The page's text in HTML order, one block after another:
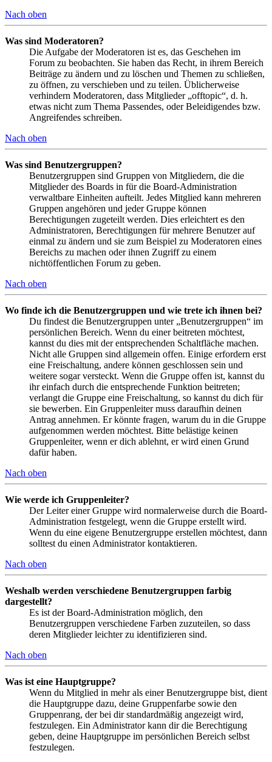
Nach oben
Was sind Moderatoren?
Die Aufgabe der Moderatoren ist es, das Geschehen im
Forum zu beobachten. Sie haben das Recht, in ihrem Bereich
Beiträge zu ändern und zu löschen und Themen zu schließen,
zu öffnen, zu verschieben und zu teilen. Üblicherweise
verhindern Moderatoren, dass Mitglieder „offtopic“, d. h.
etwas nicht zum Thema Passendes, oder Beleidigendes bzw.
Angreifendes schreiben.
Nach oben
Was sind Benutzergruppen?
Benutzergruppen sind Gruppen von Mitgliedern, die die
Mitglieder des Boards in für die Board-Administration
verwaltbare Einheiten aufteilt. Jedes Mitglied kann mehreren
Gruppen angehören und jeder Gruppe können
Berechtigungen zugeteilt werden. Dies erleichtert es den
Administratoren, Berechtigungen für mehrere Benutzer auf
einmal zu ändern und sie zum Beispiel zu Moderatoren eines
Bereichs zu machen oder ihnen Zugriff zu einem
nichtöffentlichen Forum zu geben.
Nach oben
Wo finde ich die Benutzergruppen und wie trete ich ihnen bei?
Du findest die Benutzergruppen unter „Benutzergruppen“ im
persönlichen Bereich. Wenn du einer beitreten möchtest,
kannst du dies mit der entsprechenden Schaltfläche machen.
Nicht alle Gruppen sind allgemein offen. Einige erfordern erst
eine Freischaltung, andere können geschlossen sein und
weitere sogar versteckt. Wenn die Gruppe offen ist, kannst du
ihr einfach durch die entsprechende Funktion beitreten;
verlangt die Gruppe eine Freischaltung, so kannst du dich für
sie bewerben. Ein Gruppenleiter muss daraufhin deinen
Antrag annehmen. Er könnte fragen, warum du in die Gruppe
aufgenommen werden möchtest. Bitte belästige keinen
Gruppenleiter, wenn er dich ablehnt, er wird einen Grund
dafür haben.
Nach oben
Wie werde ich Gruppenleiter?
Der Leiter einer Gruppe wird normalerweise durch die Board-
Administration festgelegt, wenn die Gruppe erstellt wird.
Wenn du eine eigene Benutzergruppe erstellen möchtest, dann
solltest du einen Administrator kontaktieren.
Nach oben
Weshalb werden verschiedene Benutzergruppen farbig
dargestellt?
Es ist der Board-Administration möglich, den
Benutzergruppen verschiedene Farben zuzuteilen, so dass
deren Mitglieder leichter zu identifizieren sind.
Nach oben
Was ist eine Hauptgruppe?
Wenn du Mitglied in mehr als einer Benutzergruppe bist, dient
die Hauptgruppe dazu, deine Gruppenfarbe sowie den
Gruppenrang, der bei dir standardmäßig angezeigt wird,
festzulegen. Ein Administrator kann dir die Berechtigung
geben, deine Hauptgruppe im persönlichen Bereich selbst
festzulegen.